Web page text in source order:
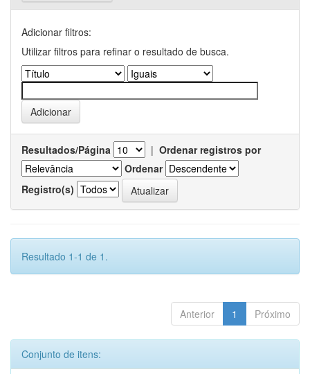
Adicionar filtros:
Utilizar filtros para refinar o resultado de busca.
Resultados/Página | Ordenar registros por
Ordenar
Registro(s)
Resultado 1-1 de 1.
Anterior 1 Próximo
Conjunto de itens: